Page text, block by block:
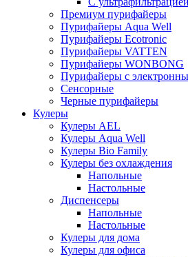
Премиум пурифайеры
Пурифайеры Aqua Well
Пурифайеры Ecotronic
Пурифайеры VATTEN
Пурифайеры WONBONG
Пурифайеры с
Сенсорные
Черные пурифайеры
Кулеры
Кулеры AEL
Кулеры Aqua Well
Кулеры Bio Family
Кулеры без охлаждения
Напольные
Настольные
Диспенсеры
Напольные
Настольные
Кулеры для дома
Кулеры для офиса